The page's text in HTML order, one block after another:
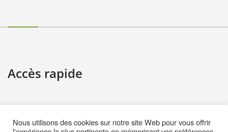
Accès rapide
Informations pratiques
Nous utilisons des cookies sur notre site Web pour vous offrir